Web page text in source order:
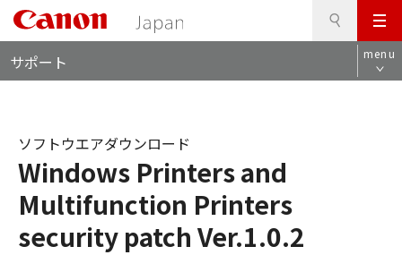
メ
ニ
ュ
サポート menu
Windows Printers and
Multifunction Printers
security patch Ver.1.0.2
ソフトウエアダウンロード